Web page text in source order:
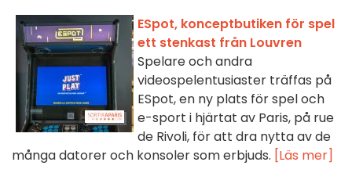
ESpot, konceptbutiken för spel
ett stenkast från Louvren
Spelare och andra
videospelentusiaster träffas på
ESpot, en ny plats för spel och
e-sport i hjärtat av Paris, på rue
de Rivoli, för att dra nytta av de
många datorer och konsoler som erbjuds. [Läs mer]